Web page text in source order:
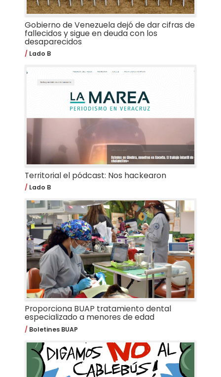
Gobierno de Venezuela dejó de dar cifras de
fallecidos y sigue en deuda con los
desaparecidos
Lado B
Territorial el pódcast: Nos hackearon
Lado B
Proporciona BUAP tratamiento dental
especializado a menores de edad
Boletines BUAP